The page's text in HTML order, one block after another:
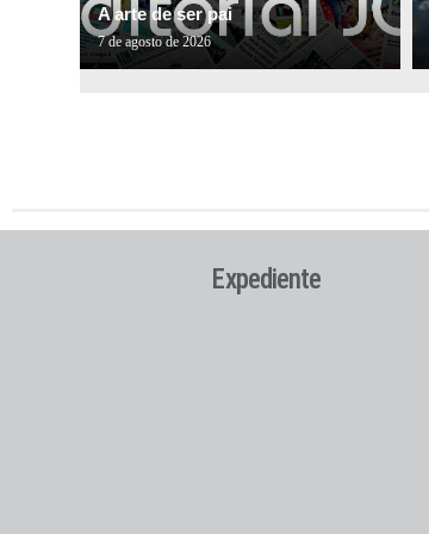
A arte de ser pai
7 de agosto de 2026
Expediente